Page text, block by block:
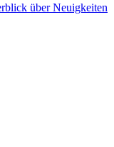
über Neuigkeiten